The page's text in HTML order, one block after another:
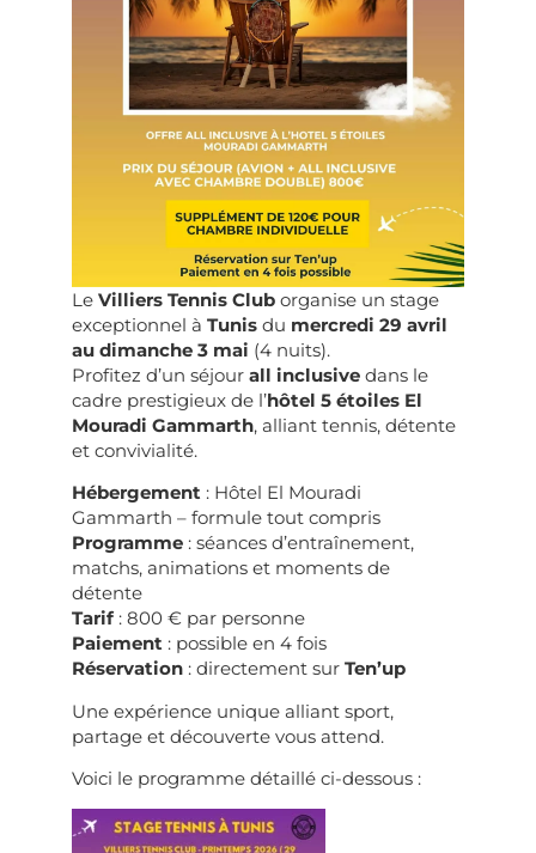
Le Villiers Tennis Club organise un stage
exceptionnel à Tunis du mercredi 29 avril
au dimanche 3 mai (4 nuits).
Profitez d’un séjour all inclusive dans le
cadre prestigieux de l’hôtel 5 étoiles El
Mouradi Gammarth, alliant tennis, détente
et convivialité.
Hébergement : Hôtel El Mouradi
Gammarth – formule tout compris
Programme : séances d’entraînement,
matchs, animations et moments de
détente
Tarif : 800 € par personne
Paiement : possible en 4 fois
Réservation : directement sur Ten’up
Une expérience unique alliant sport,
partage et découverte vous attend.
Voici le programme détaillé ci-dessous :